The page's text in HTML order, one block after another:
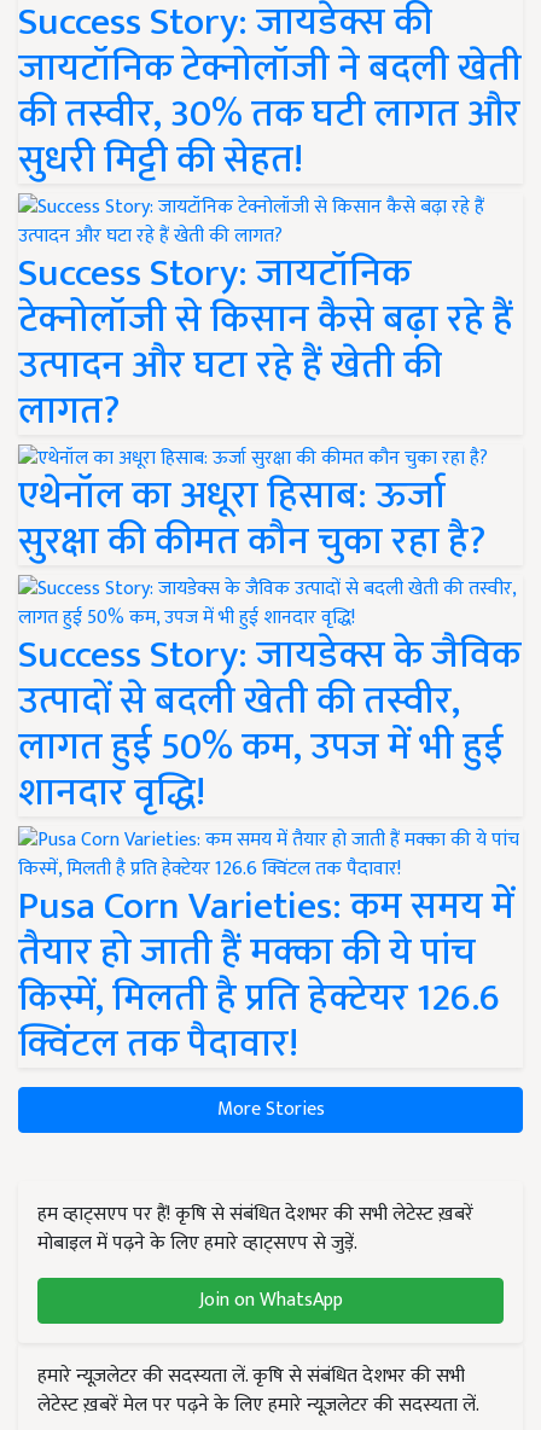
Success Story: जायडेक्स की
जायटॉनिक टेक्नोलॉजी ने बदली खेती
की तस्वीर, 30% तक घटी लागत और
सुधरी मिट्टी की सेहत!
Success Story: जायटॉनिक
टेक्नोलॉजी से किसान कैसे बढ़ा रहे हैं
उत्पादन और घटा रहे हैं खेती की
लागत?
एथेनॉल का अधूरा हिसाब: ऊर्जा
सुरक्षा की कीमत कौन चुका रहा है?
Success Story: जायडेक्स के जैविक
उत्पादों से बदली खेती की तस्वीर,
लागत हुई 50% कम, उपज में भी हुई
शानदार वृद्धि!
Pusa Corn Varieties: कम समय में
तैयार हो जाती हैं मक्का की ये पांच
किस्में, मिलती है प्रति हेक्टेयर 126.6
क्विंटल तक पैदावार!
More Stories
हम व्हाट्सएप पर हैं! कृषि से संबंधित देशभर की सभी लेटेस्ट ख़बरें
मोबाइल में पढ़ने के लिए हमारे व्हाट्सएप से जुड़ें.
Join on WhatsApp
हमारे न्यूज़लेटर की सदस्यता लें. कृषि से संबंधित देशभर की सभी
लेटेस्ट ख़बरें मेल पर पढ़ने के लिए हमारे न्यूज़लेटर की सदस्यता लें.